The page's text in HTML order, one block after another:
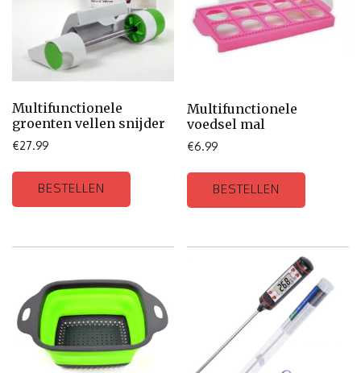
Multifunctionele
groenten vellen snijder
€27.99
BESTELLEN
Multifunctionele
voedsel mal
€6.99
BESTELLEN